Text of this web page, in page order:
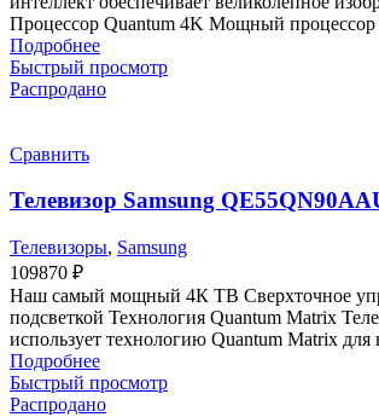
Процессор Quantum 4K Мощный процессор
Подробнее
Быстрый просмотр
Распродано
Сравнить
Телевизор Samsung
Телевизоры, Samsung
109870 ₽
Наш самый мощный 4К ТВ Сверхточное
подсветкой Технология Quantum Matrix
использует технологию Quantum Matrix для
Подробнее
Быстрый просмотр
Распродано